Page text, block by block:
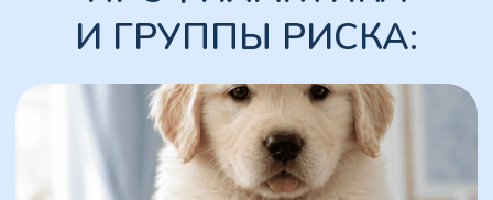
Кардиомиопатия Наследственность
Около 30 пород имеют генетическую
предрасположенность к болезням сердца
КАК ПРОХОДИТ